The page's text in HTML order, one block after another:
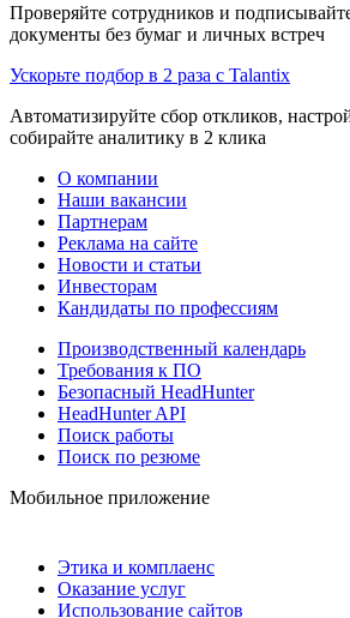
Проверяйте сотрудников и
документы без бумаг и личных встреч
Ускорьте подбор в 2 раза с Talantix
Автоматизируйте сбор откликов,
собирайте аналитику в 2 клика
О компании
Наши вакансии
Партнерам
Реклама на сайте
Новости и статьи
Инвесторам
Кандидаты по профессиям
Производственный календарь
Требования к ПО
Безопасный HeadHunter
HeadHunter API
Поиск работы
Поиск по резюме
Мобильное приложение
Этика и комплаенс
Оказание услуг
Использование сайтов